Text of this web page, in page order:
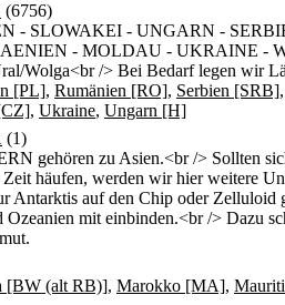
(6756)
- SLOWAKEI - UNGARN -
- MOLDAU - UKRAINE -
Wolga<br /> Bei Bedarf legen wir
[PL], Rumänien [RO], Serbien [SRB],
, Ukraine, Ungarn [H]
(1)
gehören zu Asien.<br /> Sollten
häufen, werden wir hier weitere
Antarktis auf den Chip oder Zelluloid
Ozeanien mit einbinden.<br /> Dazu
[BW (alt RB)], Marokko [MA],